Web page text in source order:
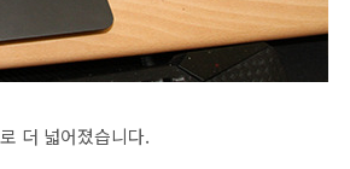
더 넓어졌습니다.